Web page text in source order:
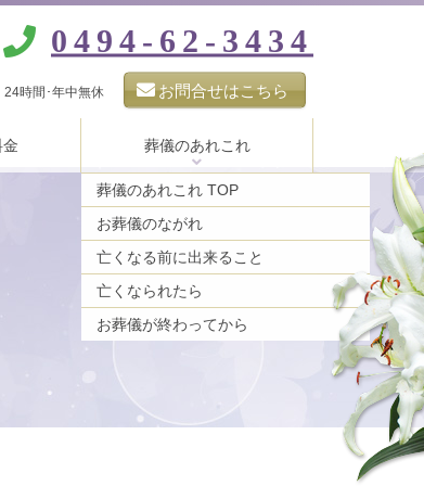
0494-62-3434
24時間･年中無休 お問合せはこちら
葬儀のあれこれ
葬儀のあれこれ TOP
お葬儀のながれ
亡くなる前に出来ること
亡くなられたら
お葬儀が終わってから